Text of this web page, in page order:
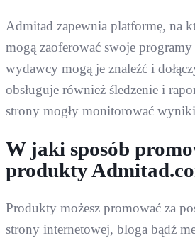
Admitad zapewnia platformę, na
mogą zaoferować swoje programy
wydawcy mogą je znaleźć i
obsługuje również śledzenie i
strony mogły monitorować wyniki
W jaki sposób
produkty
Produkty możesz promować za
strony internetowej, bloga bądź